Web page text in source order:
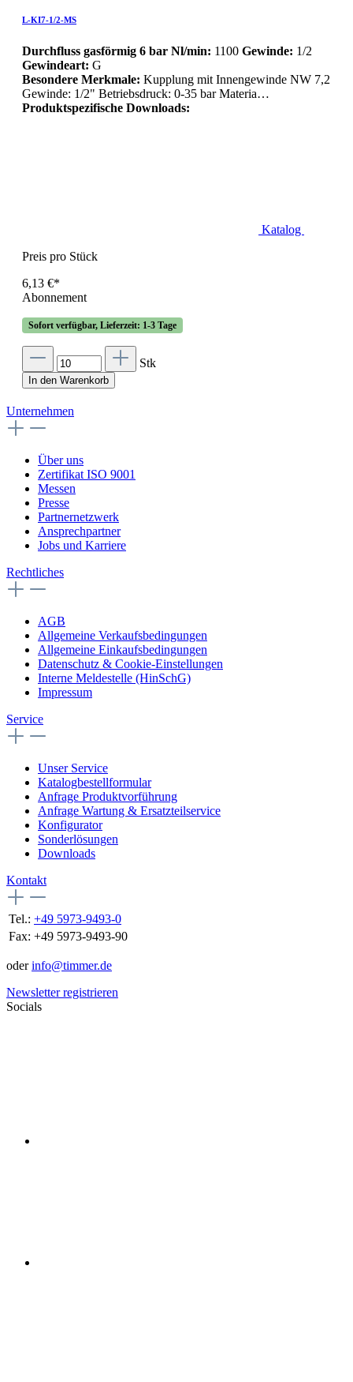
L-KI7-1/2-MS
Durchfluss gasförmig 6 bar Nl/min: 1100 Gewinde: 1/2
Gewindeart: G
Besondere Merkmale: Kupplung mit Innengewinde NW 7,2
Gewinde: 1/2" Betriebsdruck: 0-35 bar Materia…
Produktspezifische Downloads:
Katalog
Preis pro Stück
6,13 €*
Abonnement
Sofort verfügbar, Lieferzeit: 1-3 Tage
Stk
In den Warenkorb
Unternehmen
Über uns
Zertifikat ISO 9001
Messen
Presse
Partnernetzwerk
Ansprechpartner
Jobs und Karriere
Rechtliches
AGB
Allgemeine Verkaufsbedingungen
Allgemeine Einkaufsbedingungen
Datenschutz & Cookie-Einstellungen
Interne Meldestelle (HinSchG)
Impressum
Service
Unser Service
Katalogbestellformular
Anfrage Produktvorführung
Anfrage Wartung & Ersatzteilservice
Konfigurator
Sonderlösungen
Downloads
Kontakt
Tel.: +49 5973-9493-0
Fax: +49 5973-9493-90
oderinfo@timmer.de
Newsletter registrieren
Socials